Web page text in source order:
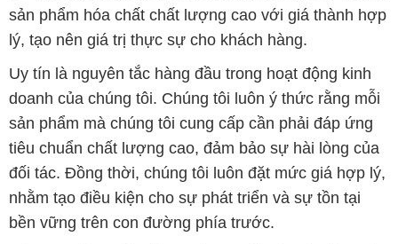
sản phẩm hóa chất chất lượng cao với giá thành hợp
lý, tạo nên giá trị thực sự cho khách hàng.
Uy tín là nguyên tắc hàng đầu trong hoạt động kinh
doanh của chúng tôi. Chúng tôi luôn ý thức rằng mỗi
sản phẩm mà chúng tôi cung cấp cần phải đáp ứng
tiêu chuẩn chất lượng cao, đảm bảo sự hài lòng của
đối tác. Đồng thời, chúng tôi luôn đặt mức giá hợp lý,
nhằm tạo điều kiện cho sự phát triển và sự tồn tại
bền vững trên con đường phía trước.